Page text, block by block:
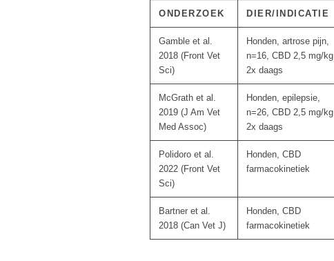
ONDERZOEK DIER/INDICATIE
Gamble et al.
2018 (Front Vet
Sci)
Honden, artrose pijn,
n=16, CBD 2,5 mg/kg
2x daags
McGrath et al.
2019 (J Am Vet
Med Assoc)
Honden, epilepsie,
n=26, CBD 2,5 mg/kg
2x daags
Polidoro et al.
2022 (Front Vet
Sci)
Honden, CBD
farmacokinetiek
Bartner et al.
2018 (Can Vet J)
Honden, CBD
farmacokinetiek